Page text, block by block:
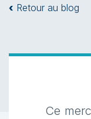
‹ Retour au blog
Ce